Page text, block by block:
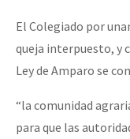
Eventos
Contacto
El Colegiado por
queja interpuesto, y
Ley de Amparo se
“la comunidad
para que las